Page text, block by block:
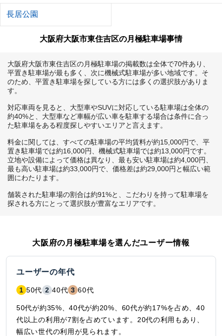
長居公園
大阪府大阪市東住吉区の月極駐車場事情
大阪府大阪市東住吉区の月極駐車場の掲載数は全体で70件あり、
平置き駐車場が最も多く、次に機械式駐車場が多い地域です。そ
のため、平置き駐車場を探している方には多くの選択肢がありま
す。
対応車両を見ると、大型車やSUVに対応している駐車場は全体の
約40%と、大型車など車幅が広い車を駐車する場合は条件に合っ
た駐車場をある程度探しやすいエリアと言えます。
料金に関しては、すべての駐車場の平均賃料が約15,000円で、平
置き駐車場では約16,000円、機械式駐車場では約13,000円です。
立地や設備によって価格は異なり、最も安い駐車場は約4,000円、
最も高い駐車場は約33,000円で、価格差は約29,000円と幅広い範
囲にわたります。
舗装された駐車場の割合は約91%と、こだわりを持って駐車場を
探される方にとって選択肢が豊富なエリアです。
大阪府の月極駐車場を選んだユーザー情報
ユーザーの年代
1 50代 2 40代 3 60代
50代が約35%、40代が約20%、60代が約17%を占め、40
代以上の利用が7割を占めています。20代の利用もあり、
幅広い世代の利用が見られます。